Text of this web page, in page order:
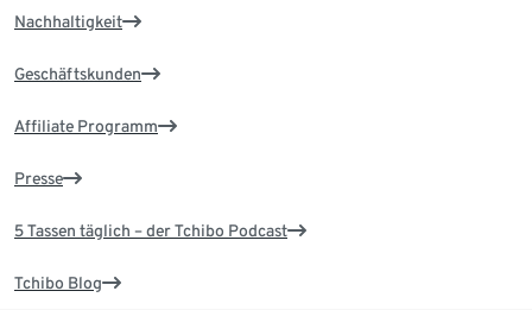
Nachhaltigkeit
Geschäftskunden
Affiliate Programm
Presse
5 Tassen täglich – der Tchibo Podcast
Tchibo Blog